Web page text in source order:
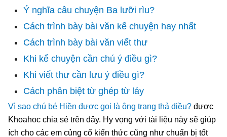
Ý nghĩa câu chuyện Ba lưỡi rìu?
Cách trình bày bài văn kể chuyện hay nhất
Cách trình bày bài văn viết thư
Khi kể chuyện cần chú ý điều gì?
Khi viết thư cần lưu ý điều gì?
Cách phân biệt từ ghép từ láy
Vì sao chú bé Hiền được gọi là ông trạng thả diều? được
Khoahoc chia sẻ trên đây. Hy vọng với tài liệu này sẽ giúp
ích cho các em củng cố kiến thức cũng như chuẩn bị tốt